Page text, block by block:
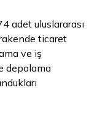
adet uluslararası
ticaret
ve iş
depolama